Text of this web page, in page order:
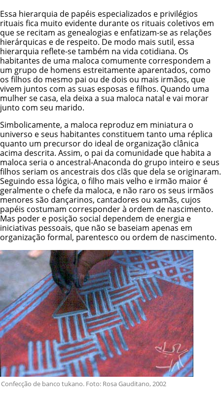
Essa hierarquia de papéis especializados e privilégios
rituais fica muito evidente durante os rituais coletivos em
que se recitam as genealogias e enfatizam-se as relações
hierárquicas e de respeito. De modo mais sutil, essa
hierarquia reflete-se também na vida cotidiana. Os
habitantes de uma maloca comumente correspondem a
um grupo de homens estreitamente aparentados, como
os filhos do mesmo pai ou de dois ou mais irmãos, que
vivem juntos com as suas esposas e filhos. Quando uma
mulher se casa, ela deixa a sua maloca natal e vai morar
junto com seu marido.
Simbolicamente, a maloca reproduz em miniatura o
universo e seus habitantes constituem tanto uma réplica
quanto um precursor do ideal de organização clânica
acima descrita. Assim, o pai da comunidade que habita a
maloca seria o ancestral-Anaconda do grupo inteiro e seus
filhos seriam os ancestrais dos clãs que dela se originaram.
Seguindo essa lógica, o filho mais velho e irmão maior é
geralmente o chefe da maloca, e não raro os seus irmãos
menores são dançarinos, cantadores ou xamãs, cujos
papéis costumam corresponder à ordem de nascimento.
Mas poder e posição social dependem de energia e
iniciativas pessoais, que não se baseiam apenas em
organização formal, parentesco ou ordem de nascimento.
Confecção de banco tukano. Foto: Rosa Gauditano, 2002